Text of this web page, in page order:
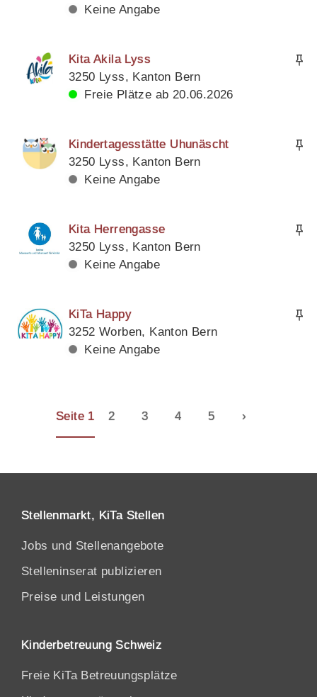
Keine Angabe
Kita Akila Lyss
3250 Lyss, Kanton Bern
Freie Plätze ab 20.06.2026
Kindertagesstätte Uhunäscht
3250 Lyss, Kanton Bern
Keine Angabe
Kita Herrengasse
3250 Lyss, Kanton Bern
Keine Angabe
KiTa Happy
3252 Worben, Kanton Bern
Keine Angabe
Seite 1 2 3 4 5 ›
Stellenmarkt, KiTa Stellen
Jobs und Stellenangebote
Stelleninserat publizieren
Preise und Leistungen
Kinderbetreuung Schweiz
Freie KiTa Betreuungsplätze